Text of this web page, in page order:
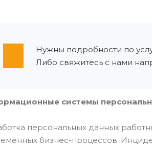
Нужны подробности по
Либо свяжитесь с нами
системы
персональных данных
бизнес-процессов.